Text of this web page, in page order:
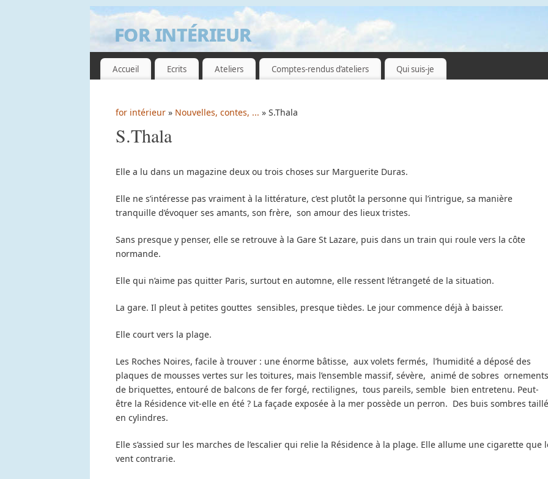
for intérieur
GUILLEMETTE DE GRISSAC
Accueil Ecrits Ateliers Comptes-rendus d’ateliers Qui suis-je
for intérieur » Nouvelles, contes, ... » S.Thala
S.Thala
Elle a lu dans un magazine deux ou trois choses sur Marguerite Duras.
Elle ne s’intéresse pas vraiment à la littérature, c’est plutôt la personne qui l’intrigue, sa manière
tranquille d’évoquer ses amants, son frère, son amour des lieux tristes.
Sans presque y penser, elle se retrouve à la Gare St Lazare, puis dans un train qui roule vers la côte
normande.
Elle qui n’aime pas quitter Paris, surtout en automne, elle ressent l’étrangeté de la situation.
La gare. Il pleut à petites gouttes sensibles, presque tièdes. Le jour commence déjà à baisser.
Elle court vers la plage.
Les Roches Noires, facile à trouver : une énorme bâtisse, aux volets fermés, l’humidité a déposé des
plaques de mousses vertes sur les toitures, mais l’ensemble massif, sévère, animé de sobres ornements
de briquettes, entouré de balcons de fer forgé, rectilignes, tous pareils, semble bien entretenu. Peut-
être la Résidence vit-elle en été ? La façade exposée à la mer possède un perron. Des buis sombres
en cylindres.
Elle s’assied sur les marches de l’escalier qui relie la Résidence à la plage. Elle allume une cigarette que
vent contrarie.